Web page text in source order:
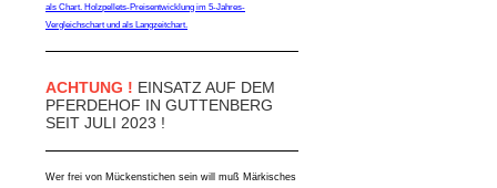
als Chart. Holzpellets-Preisentwicklung im 5-Jahres-
Vergleichschart und als Langzeitchart.
ACHTUNG ! EINSATZ AUF DEM
PFERDEHOF IN GUTTENBERG
SEIT JULI 2023 !
Wer frei von Mückenstichen sein will muß Märkisches